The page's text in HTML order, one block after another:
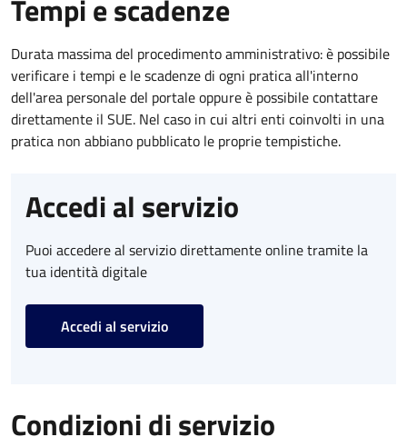
Tempi e scadenze
Durata massima del procedimento amministrativo: è possibile
verificare i tempi e le scadenze di ogni pratica all'interno
dell'area personale del portale oppure è possibile contattare
direttamente il SUE. Nel caso in cui altri enti coinvolti in una
pratica non abbiano pubblicato le proprie tempistiche.
Accedi al servizio
Puoi accedere al servizio direttamente online tramite la
tua identità digitale
Accedi al servizio
Condizioni di servizio